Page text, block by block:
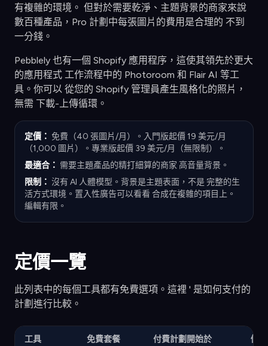
有複雜的環境。 但對於需要乾淨、主題背景的商家來說
數百種產品，Pro 計劃中每張圖片的費用是合理的 不到
一分錢。
Pebblely 也有一個 Shopify 應用程序，這使其領先於更大
的應用程式 工作流程中的 Photoroom 和 Flair AI 等工
具。你可以 從您的 Shopify 管理員產生風格化的照片，
無需 下載-上傳循環。
定價： 免費（40 張圖片/月）。入門版起價 19 美元/月
（1,000 圖片）。專業版起價 39 美元/月（無限制）。
最適合： 需要主題產品的精打細算的商家 高音量背景。
限制： 沒有 AI 人體模型。背景是主題表面，不是 完整的生
活方式環境。置入性廣告可以看看 合成在複雜的項目上。
編輯有限。
定價一覽
此列表中的每個工具都有免費選項。這裡 ' 是如何支付的
計劃進行比較。
工具 免費套餐 付費計劃開始於 價